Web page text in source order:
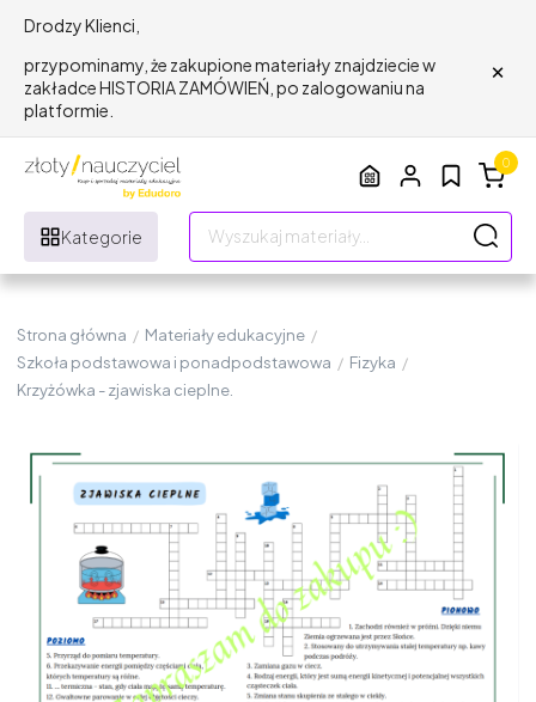
Drodzy Klienci,
przypominamy, że zakupione materiały znajdziecie w
zakładce HISTORIA ZAMÓWIEŃ, po zalogowaniu na
platformie.
×
Kategorie
0
Strona główna / Materiały edukacyjne /
Szkoła podstawowa i ponadpodstawowa / Fizyka /
Krzyżówka - zjawiska cieplne.